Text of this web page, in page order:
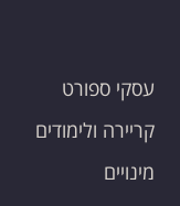
עסקי ספורט
קריירה ולימודים
מינויים